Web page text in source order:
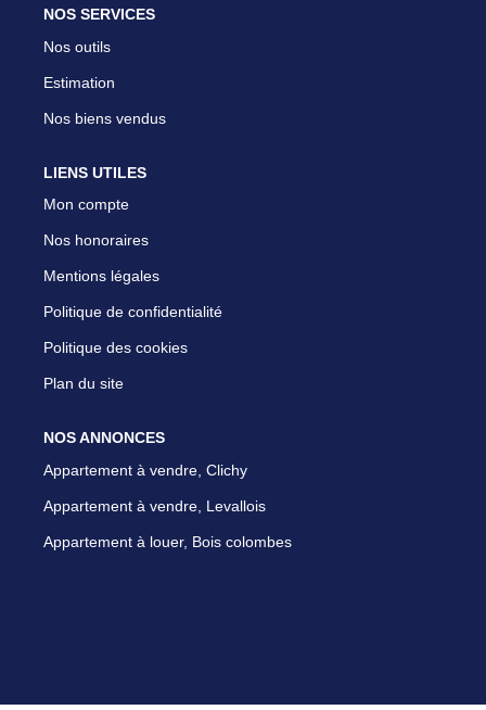
NOS SERVICES
Nos outils
Estimation
Nos biens vendus
LIENS UTILES
Mon compte
Nos honoraires
Mentions légales
Politique de confidentialité
Politique des cookies
Plan du site
NOS ANNONCES
Appartement à vendre, Clichy
Appartement à vendre, Levallois
Appartement à louer, Bois colombes